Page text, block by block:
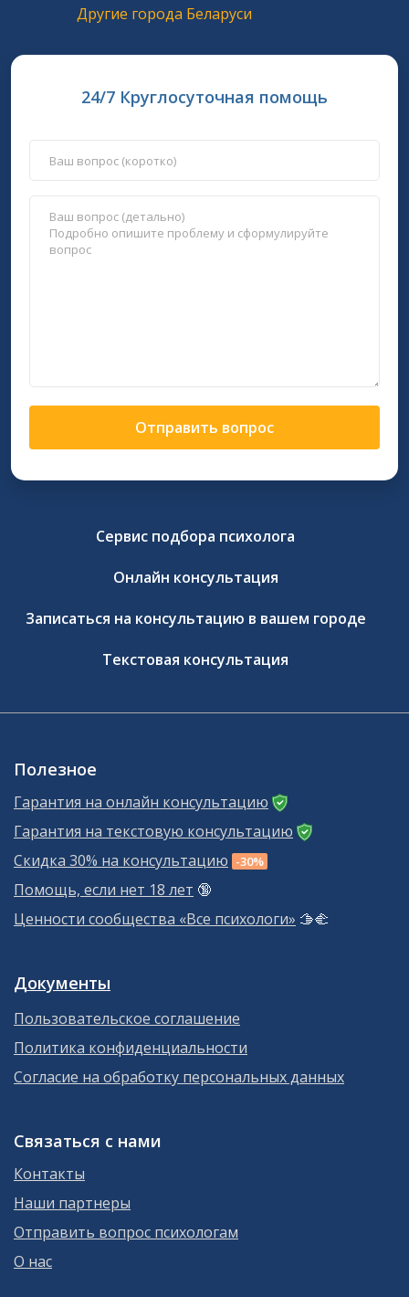
Другие города Беларуси
24/7 Круглосуточная помощь
Отправить вопрос
Сервис подбора психолога
Онлайн консультация
Записаться на консультацию в вашем городе
Текстовая консультация
Полезное
Гарантия на онлайн консультацию
Гарантия на текстовую консультацию
Скидка 30% на консультацию -30%
Помощь, если нет 18 лет 🔞
Ценности сообщества «Все психологи» 🫱‍🫲
Документы
Пользовательское соглашение
Политика конфиденциальности
Согласие на обработку персональных данных
Связаться с нами
Контакты
Наши партнеры
Отправить вопрос психологам
О нас